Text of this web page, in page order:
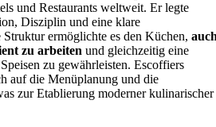
und Restaurants weltweit. Er legte
Disziplin und eine klare
ermöglichte es den Küchen,
zu arbeiten und gleichzeitig eine
zu gewährleisten. Escoffiers
auf die Menüplanung und die
zur Etablierung moderner kulinarischer